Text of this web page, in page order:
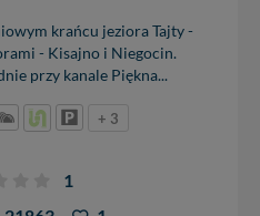
krańcu jeziora Tajty -
- Kisajno i Niegocin.
przy kanale Piękna...
+ 3
1